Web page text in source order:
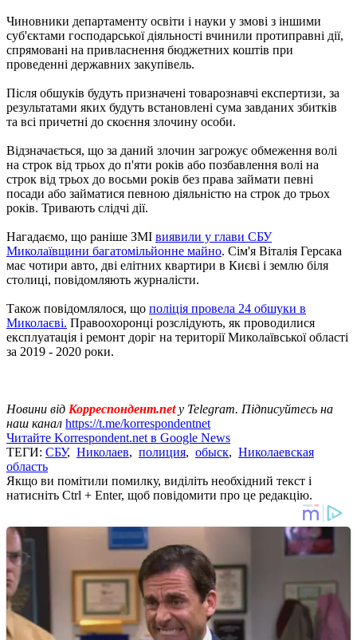
Чиновники департаменту освіти і науки у змові з іншими
суб'єктами господарської діяльності вчинили протиправні дії,
спрямовані на привласнення бюджетних коштів при
проведенні державних закупівель.
Після обшуків будуть призначені товарознавчі експертизи, за
результатами яких будуть встановлені сума завданих збитків
та всі причетні до скоєння злочину особи.
Відзначається, що за даний злочин загрожує обмеження волі
на строк від трьох до п'яти років або позбавлення волі на
строк від трьох до восьми років без права займати певні
посади або займатися певною діяльністю на строк до трьох
років. Тривають слідчі дії.
Нагадаємо, що раніше ЗМІ виявили у глави СБУ
Миколаївщини багатомільйонне майно. Сім'я Віталія Герсака
має чотири авто, дві елітних квартири в Києві і землю біля
столиці, повідомляють журналісти.
Також повідомлялося, що поліція провела 24 обшуки в
Миколаєві. Правоохоронці розслідують, як проводилися
експлуатація і ремонт доріг на території Миколаївської області
за 2019 - 2020 роки.
Новини від Корреспондент.net у Telegram. Підписуйтесь на
наш канал https://t.me/korrespondentnet
Читайте Korrespondent.net в Google News
ТЕГИ: СБУ, Николаев, полиция, обыск, Николаевская
область
Якщо ви помітили помилку, виділіть необхідний текст і
натисніть Ctrl + Enter, щоб повідомити про це редакцію.